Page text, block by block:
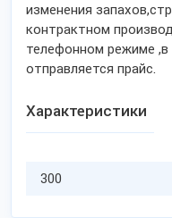
изменения
контрактном
телефонном режиме ,в
отправляется прайс.
Характеристики
300